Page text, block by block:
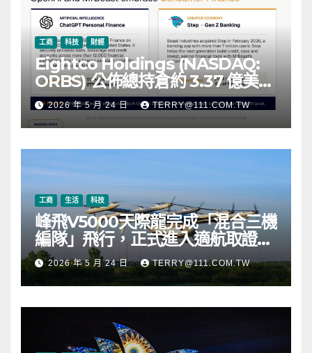
工商 科技 財經
Eightco Holdings (NASDAQ:
ORBS) 公佈總持倉約 3.37 億美
元，涵蓋 OpenAI、Beast
Industries、超過 11,000 枚以太
幣 (ETH) 及逾 2.83 億枚 WLD 代
幣
2026 年 5 月 24 日 TERRY@111.COM.TW
工商 生活 科技
峰飛V5000天際龍完成「混合三機
編隊」飛行，正式進入適航取證階
段2026 年 5 月 24 日 TERRY@111.COM.TW